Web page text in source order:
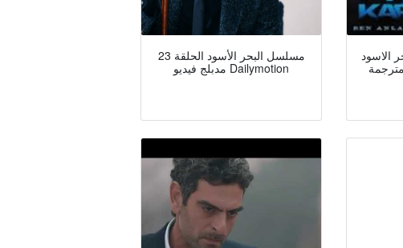
مسلسل البحر الأسود الحلقة 23
مدبلج فيديو Dailymotion
الاسود
الجزء الثاني الحلقة 6 مترجمة